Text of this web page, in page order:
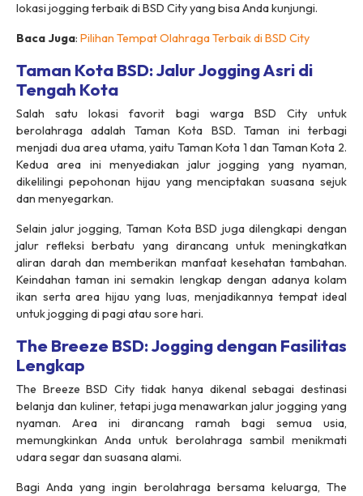
lokasi jogging terbaik di BSD City yang bisa Anda kunjungi.
Baca Juga: Pilihan Tempat Olahraga Terbaik di BSD City
Taman Kota BSD: Jalur Jogging Asri di
Tengah Kota
Salah satu lokasi favorit bagi warga BSD City untuk
berolahraga adalah Taman Kota BSD. Taman ini terbagi
menjadi dua area utama, yaitu Taman Kota 1 dan Taman Kota 2.
Kedua area ini menyediakan jalur jogging yang nyaman,
dikelilingi pepohonan hijau yang menciptakan suasana sejuk
dan menyegarkan.
Selain jalur jogging, Taman Kota BSD juga dilengkapi dengan
jalur refleksi berbatu yang dirancang untuk meningkatkan
aliran darah dan memberikan manfaat kesehatan tambahan.
Keindahan taman ini semakin lengkap dengan adanya kolam
ikan serta area hijau yang luas, menjadikannya tempat ideal
untuk jogging di pagi atau sore hari.
The Breeze BSD: Jogging dengan Fasilitas
Lengkap
The Breeze BSD City tidak hanya dikenal sebagai destinasi
belanja dan kuliner, tetapi juga menawarkan jalur jogging yang
nyaman. Area ini dirancang ramah bagi semua usia,
memungkinkan Anda untuk berolahraga sambil menikmati
udara segar dan suasana alami.
Bagi Anda yang ingin berolahraga bersama keluarga, The